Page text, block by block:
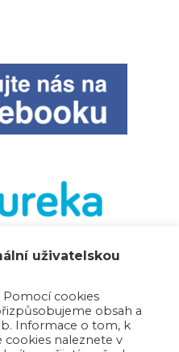
uživatelskou
Pomocí cookies
obsah a
Informace o tom, k
naleznete v